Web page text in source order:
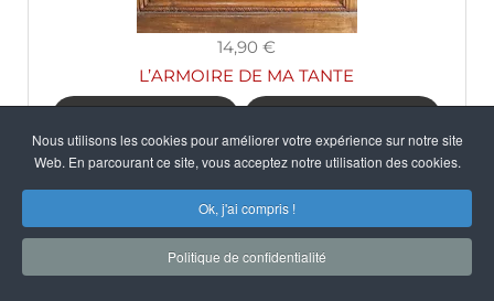
14,90 €
L’ARMOIRE DE MA TANTE
Nous utilisons les cookies pour améliorer votre expérience sur notre site
Web. En parcourant ce site, vous acceptez notre utilisation des cookies.
Ok, j'ai compris !
Politique de confidentialité